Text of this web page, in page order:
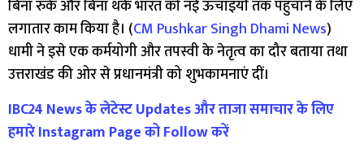
बिना रुके और बिना थके भारत को नई ऊंचाइयों तक पहुंचाने के लिए
लगातार काम किया है। (CM Pushkar Singh Dhami News)
धामी ने इसे एक कर्मयोगी और तपस्वी के नेतृत्व का दौर बताया तथा
उत्तराखंड की ओर से प्रधानमंत्री को शुभकामनाएं दीं।
IBC24 News के लेटेस्ट Updates और ताजा समाचार के लिए
हमारे Instagram Page को Follow करें